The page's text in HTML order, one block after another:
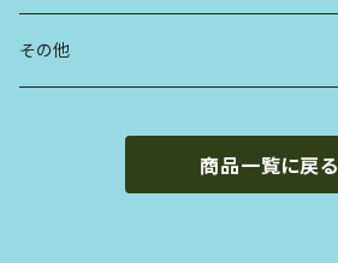
その他
商品一覧に戻る